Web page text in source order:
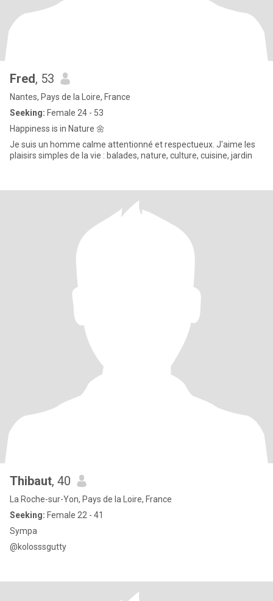
Fred, 53
Nantes, Pays de la Loire, France
Seeking: Female 24 - 53
Happiness is in Nature 🌼
Je suis un homme calme attentionné et respectueux. J'aime les
plaisirs simples de la vie : balades, nature, culture, cuisine, jardin
Thibaut, 40
La Roche-sur-Yon, Pays de la Loire, France
Seeking: Female 22 - 41
Sympa
@kolosssgutty